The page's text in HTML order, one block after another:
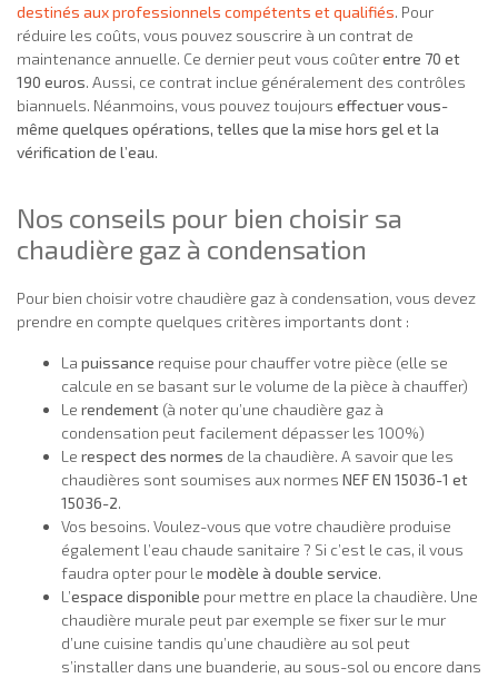
destinés aux professionnels compétents et qualifiés. Pour
réduire les coûts, vous pouvez souscrire à un contrat de
maintenance annuelle. Ce dernier peut vous coûterentre 70 et
190 euros. Aussi, ce contrat inclue généralement des contrôles
biannuels. Néanmoins, vous pouvez toujours effectuer vous-
même quelques opérations, telles que la mise hors gel et la
vérification de l’eau.
Nos conseils pour bien choisir sa
chaudière gaz à condensation
Pour bien choisir votre chaudière gaz à condensation, vous devez
prendre en compte quelques critères importants dont :
La puissance requise pour chauffer votre pièce (elle se
calcule en se basant sur le volume de la pièce à chauffer)
Le rendement (à noter qu’une chaudière gaz à
condensation peut facilement dépasser les 100%)
Le respect des normes de la chaudière. A savoir que les
chaudières sont soumises aux normes NEF EN 15036-1 et
15036-2.
Vos besoins. Voulez-vous que votre chaudière produise
également l’eau chaude sanitaire ? Si c’est le cas, il vous
faudra opter pour le modèle à double service.
L’espace disponible pour mettre en place la chaudière. Une
chaudière murale peut par exemple se fixer sur le mur
d’une cuisine tandis qu’une chaudière au sol peut
s’installer dans une buanderie, au sous-sol ou encore dans